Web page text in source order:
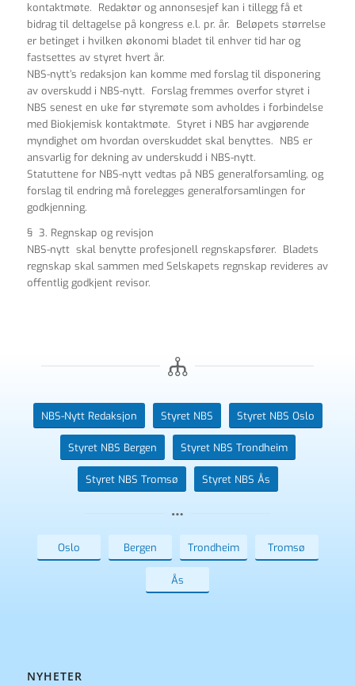
kontaktmøte. Redaktør og annonsesjef kan i tillegg få et
bidrag til deltagelse på kongress e.l. pr. år. Beløpets størrelse
er betinget i hvilken økonomi bladet til enhver tid har og
fastsettes av styret hvert år.
NBS-nytt’s redaksjon kan komme med forslag til disponering
av overskudd i NBS-nytt. Forslag fremmes overfor styret i
NBS senest en uke før styremøte som avholdes i forbindelse
med Biokjemisk kontaktmøte. Styret i NBS har avgjørende
myndighet om hvordan overskuddet skal benyttes. NBS er
ansvarlig for dekning av underskudd i NBS-nytt.
Statuttene for NBS-nytt vedtas på NBS generalforsamling, og
forslag til endring må forelegges generalforsamlingen for
godkjenning.
§ 3. Regnskap og revisjon
NBS-nytt skal benytte profesjonell regnskapsfører. Bladets
regnskap skal sammen med Selskapets regnskap revideres av
offentlig godkjent revisor.
NBS-Nytt Redaksjon Styret NBS Styret NBS Oslo
Styret NBS Bergen Styret NBS Trondheim
Styret NBS Tromsø Styret NBS Ås
Oslo Bergen Trondheim Tromsø
Ås
NYHETER